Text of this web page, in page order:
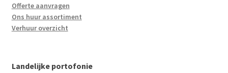
Offerte aanvragen
Ons huur assortiment
Verhuur overzicht
Landelijke portofonie